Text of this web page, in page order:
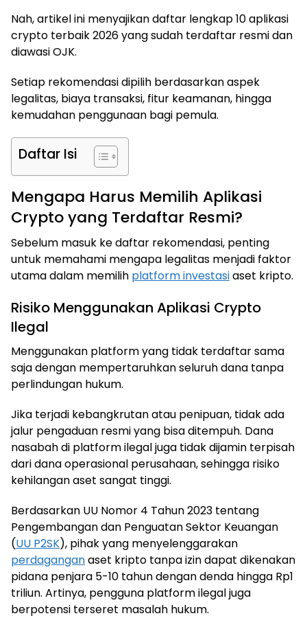
Nah, artikel ini menyajikan daftar lengkap 10 aplikasi
crypto terbaik 2026 yang sudah terdaftar resmi dan
diawasi OJK.
Setiap rekomendasi dipilih berdasarkan aspek
legalitas, biaya transaksi, fitur keamanan, hingga
kemudahan penggunaan bagi pemula.
Daftar Isi
Mengapa Harus Memilih Aplikasi
Crypto yang Terdaftar Resmi?
Sebelum masuk ke daftar rekomendasi, penting
untuk memahami mengapa legalitas menjadi faktor
utama dalam memilih platform investasiaset kripto.
Risiko Menggunakan Aplikasi Crypto
Ilegal
Menggunakan platform yang tidak terdaftar sama
saja dengan mempertaruhkan seluruh dana tanpa
perlindungan hukum.
Jika terjadi kebangkrutan atau penipuan, tidak ada
jalur pengaduan resmi yang bisa ditempuh. Dana
nasabah di platform ilegal juga tidak dijamin terpisah
dari dana operasional perusahaan, sehingga risiko
kehilangan aset sangat tinggi.
Berdasarkan UU Nomor 4 Tahun 2023 tentang
Pengembangan dan Penguatan Sektor Keuangan
(UU P2SK), pihak yang menyelenggarakan
perdaganganaset kripto tanpa izin dapat dikenakan
pidana penjara 5-10 tahun dengan denda hingga Rp1
triliun. Artinya, pengguna platform ilegal juga
berpotensi terseret masalah hukum.